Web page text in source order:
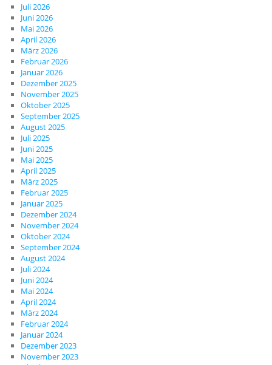
Juli 2026
Juni 2026
Mai 2026
April 2026
März 2026
Februar 2026
Januar 2026
Dezember 2025
November 2025
Oktober 2025
September 2025
August 2025
Juli 2025
Juni 2025
Mai 2025
April 2025
März 2025
Februar 2025
Januar 2025
Dezember 2024
November 2024
Oktober 2024
September 2024
August 2024
Juli 2024
Juni 2024
Mai 2024
April 2024
März 2024
Februar 2024
Januar 2024
Dezember 2023
November 2023